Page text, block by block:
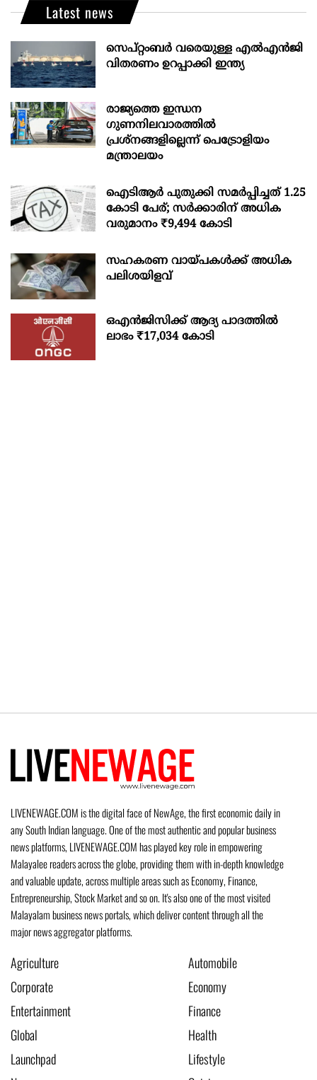
Latest news
സെപ്റ്റംബർ വരെയുള്ള എൽഎൻജി
വിതരണം ഉറപ്പാക്കി ഇന്ത്യ
രാജ്യത്തെ ഇന്ധന
ഗുണനിലവാരത്തില്‍
പ്രശ്‌നങ്ങളില്ലെന്ന് പെട്രോളിയം
മന്ത്രാലയം
ഐടിആര്‍ പുതുക്കി സമർപ്പിച്ചത് 1.25
കോടി പേര്; സർക്കാരിന് അധിക
വരുമാനം ₹9,494 കോടി
സഹകരണ വായ്പകള്‍ക്ക് അധിക
പലിശയിളവ്
ഒഎന്‍ജിസിക്ക് ആദ്യ പാദത്തില്‍
ലാഭം ₹17,034 കോടി
LIVENEWAGE.COM is the digital face of NewAge, the first economic daily in
any South Indian language. One of the most authentic and popular business
news platforms, LIVENEWAGE.COM has played key role in empowering
Malayalee readers across the globe, providing them with in-depth knowledge
and valuable update, across multiple areas such as Economy, Finance,
Entrepreneurship, Stock Market and so on. It's also one of the most visited
Malayalam business news portals, which deliver content through all the
major news aggregator platforms.
Agriculture
Automobile
Corporate
Economy
Entertainment
Finance
Global
Health
Launchpad
Lifestyle